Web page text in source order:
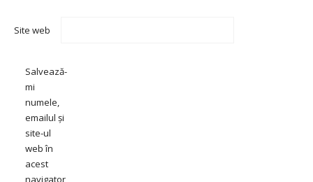
Site web
Salvează-
mi
numele,
emailul și
site-ul
web în
acest
navigator